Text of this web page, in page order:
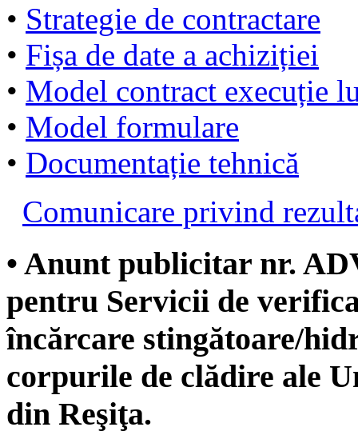
• Strategie de contractare
• Fișa de date a achiziției
• Model contract execuție
• Model formulare
• Documentație tehnică
Comunicare privind
• Anunt publicitar nr.
pentru Servicii de
încărcare stingătoare/
corpurile de clădire ale
din Reşiţa.